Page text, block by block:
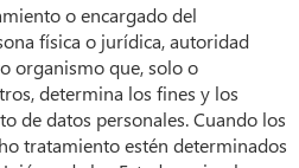
o encargado del
física o jurídica, autoridad
organismo que, solo o
determina los fines y los
de datos personales. Cuando los
tratamiento estén determinados